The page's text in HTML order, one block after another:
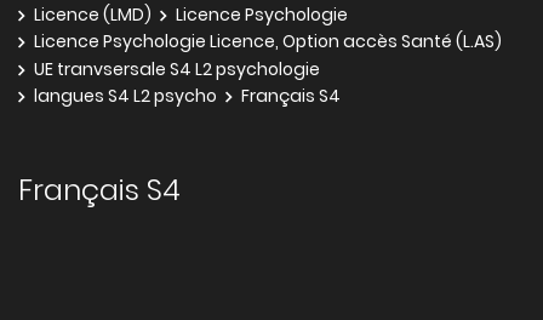
Licence (LMD)
Licence Psychologie
Licence Psychologie Licence, Option accès Santé (L.AS)
UE tranvsersale S4 L2 psychologie
langues S4 L2 psycho
Français S4
Français S4